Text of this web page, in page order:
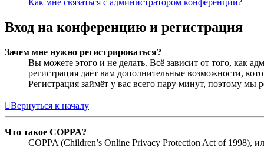
Вход на конференцию и регистрация
Зачем мне нужно регистрироваться?
Вы можете этого и не делать. Всё зависит от того, как
регистрация даёт вам дополнительные возможности,
Регистрация займёт у вас всего пару минут, поэтому мы
Вернуться к началу
Что такое COPPA?
COPPA (Children’s Online Privacy Protection Act of 1998),